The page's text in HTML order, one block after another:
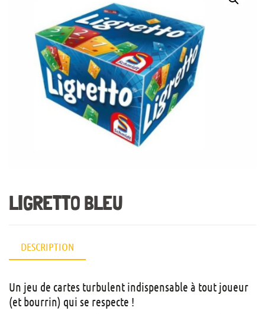
LIGRETTO BLEU
DESCRIPTION
Un jeu de cartes turbulent indispensable à tout joueur
(et bourrin) qui se respecte !